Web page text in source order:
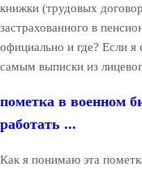
книжки (трудовых
застрахованного в
официально и где? Если
самым выписки из
пометка в военном
работать ...
Как я понимаю эта